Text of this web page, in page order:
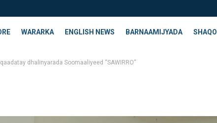
WARARKA ENGLISH NEWS BARNAAMIJYADA
dhalinyarada Soomaaliyeed “SAWIRRO”